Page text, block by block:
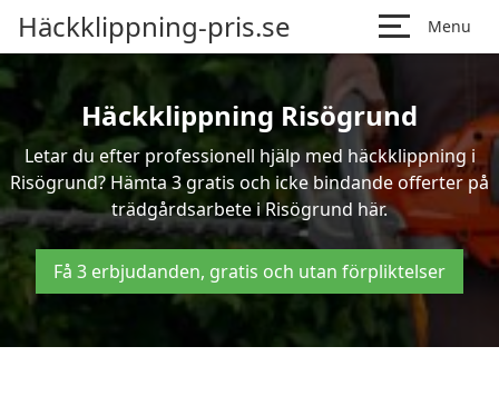
Häckklippning-pris.se Menu
Häckklippning Risögrund
Letar du efter professionell hjälp med häckklippning i
Risögrund? Hämta 3 gratis och icke bindande offerter på
trädgårdsarbete i Risögrund här.
Få 3 erbjudanden, gratis och utan förpliktelser